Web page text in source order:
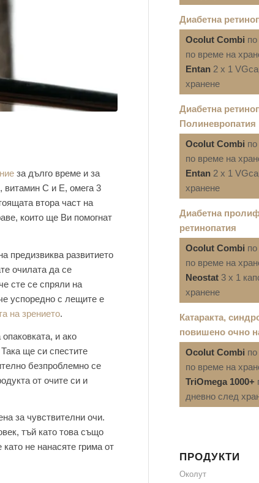
за дълго време и за
витамин С и Е, омега 3
втора част на
които ще Ви помогнат
предизвиква развитието
очилата да се
сте се спряли на
успоредно с лещите е
на зрението.
и ако
ще си спестите
безпроблемно се
от очите си и
за чувствителни очи.
тъй като това също
не нанасяте грима от
Диабетна
Ocolut Combi
по време на
Entan 2 x 1
хранене
Диабетна
Полиневропатия
Ocolut Combi
по време на
Entan 2 x 1
хранене
Диабетна
ретинопатия
Ocolut Combi
по време на
Neostat 3 x 1
хранене
Катаракта,
повишено очно
Ocolut Combi
по време на
TriOmega 1000+
дневно след
ПРОДУКТИ
Околут